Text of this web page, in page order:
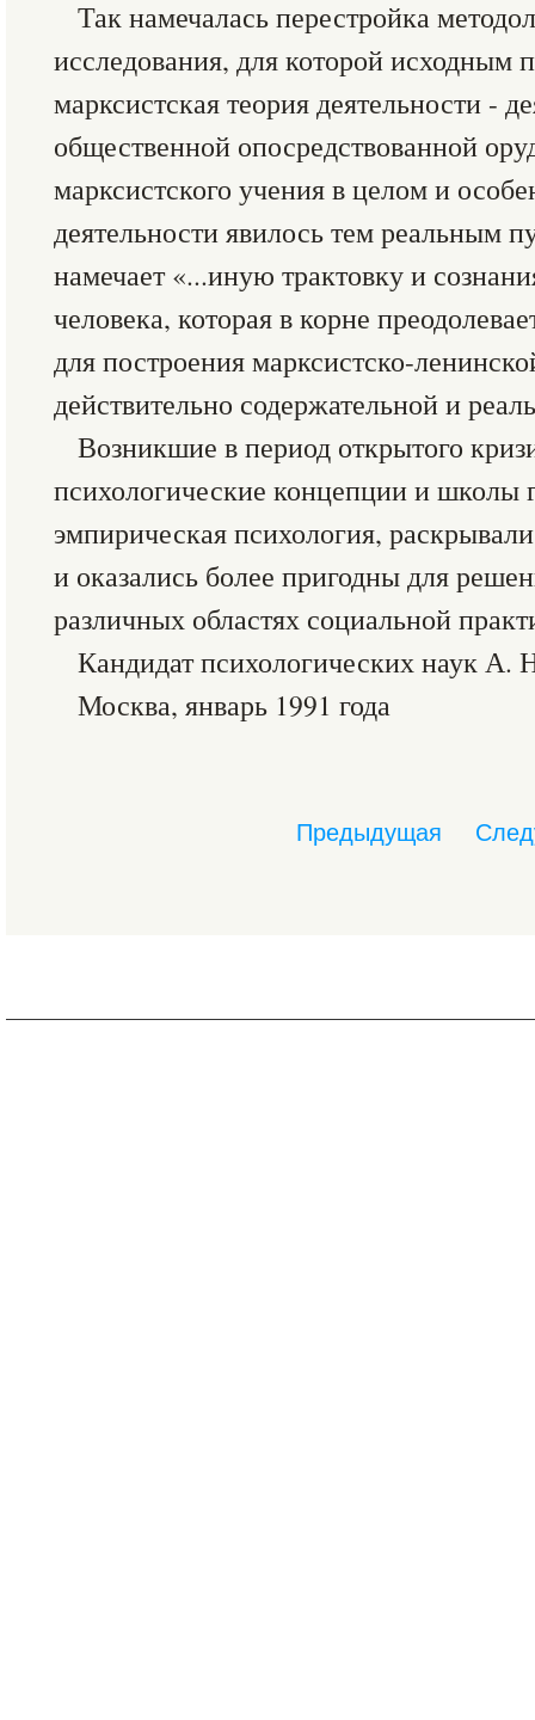
Так намечалась перестройка
исследования, для которой исходным
марксистская теория деятельности -
общественной опосредствованной
марксистского учения в целом и
деятельности явилось тем реальным
намечает «...иную трактовку и
человека, которая в корне
для построения марксистско-
действительно содержательной и
Возникшие в период открытого
психологические концепции и школы
эмпирическая психология,
и оказались более пригодны для
различных областях социальной
Кандидат психологических наук А.
Москва, январь 1991 года
Предыдущая